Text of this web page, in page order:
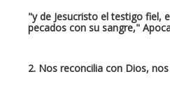
"y de Jesucristo el testigo fiel,
pecados con su sangre,"
2. Nos reconcilia con Dios,